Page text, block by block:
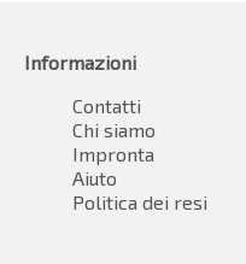
Informazioni
Contatti
Chi siamo
Impronta
Aiuto
Politica dei resi